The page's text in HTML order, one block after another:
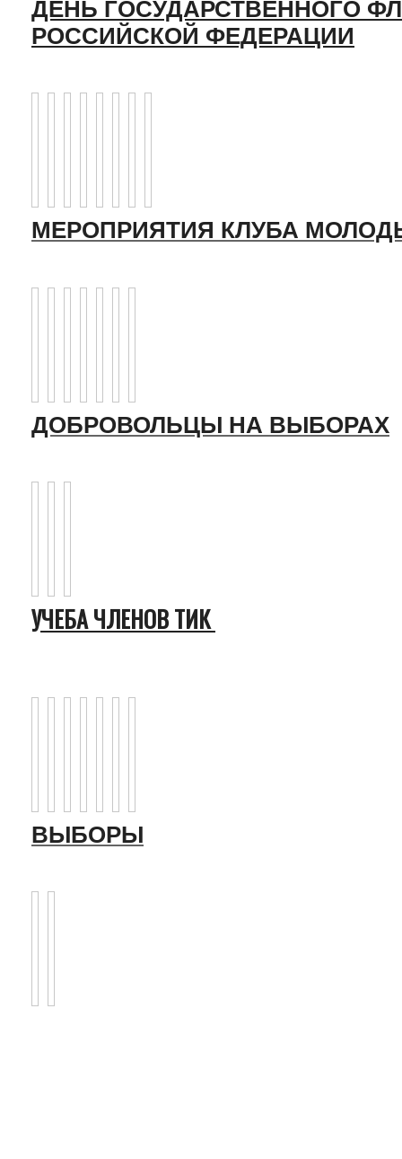
ДЕНЬ ГОСУДАРСТВЕННОГО
РОССИЙСКОЙ ФЕДЕРАЦИИ
МЕРОПРИЯТИЯ КЛУБА
ДОБРОВОЛЬЦЫ НА ВЫБОРАХ
УЧЕБА ЧЛЕНОВ ТИК
ВЫБОРЫ